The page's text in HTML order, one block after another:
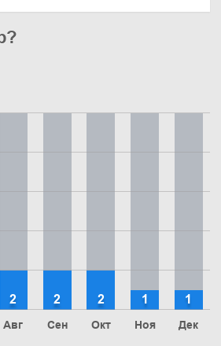
Авг
2
Сен
2
Окт
2
Ноя
1
Дек
1